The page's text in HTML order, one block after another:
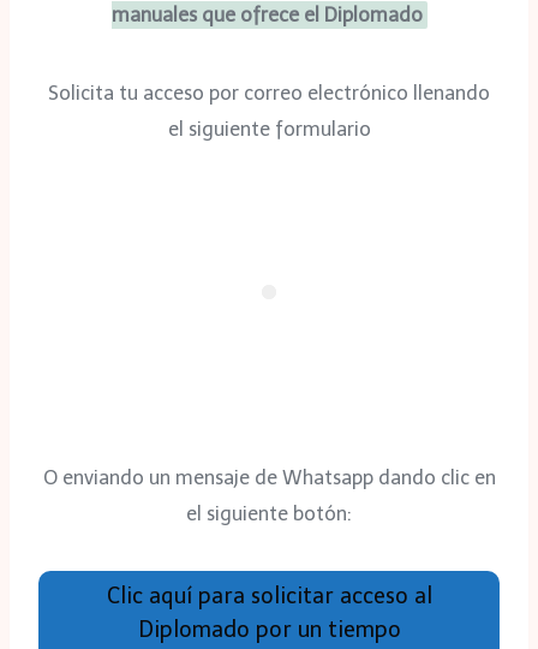
manuales que ofrece el Diplomado
Solicita tu acceso por correo electrónico llenando
el siguiente formulario
O enviando un mensaje de Whatsapp dando clic en
el siguiente botón:
Clic aquí para solicitar acceso al
Diplomado por un tiempo